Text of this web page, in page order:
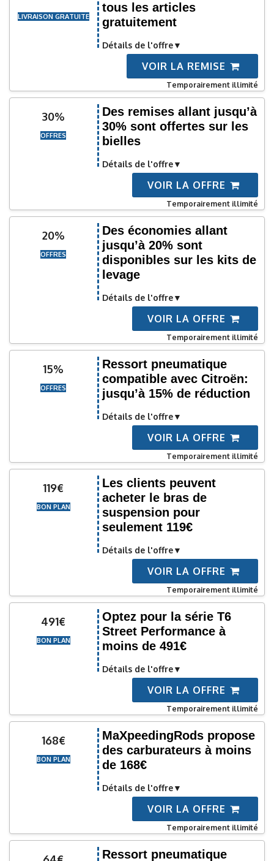
LIVRAISON GRATUITE
tous les articles
gratuitement
Détails de l'offre
VOIR LA REMISE
Temporairement illimité
30%
OFFRES
Des remises allant jusqu’à
30% sont offertes sur les
bielles
Détails de l'offre
VOIR LA OFFRE
Temporairement illimité
20%
OFFRES
Des économies allant
jusqu’à 20% sont
disponibles sur les kits de
levage
Détails de l'offre
VOIR LA OFFRE
Temporairement illimité
15%
OFFRES
Ressort pneumatique
compatible avec Citroën:
jusqu’à 15% de réduction
Détails de l'offre
VOIR LA OFFRE
Temporairement illimité
119€
BON PLAN
Les clients peuvent
acheter le bras de
suspension pour
seulement 119€
Détails de l'offre
VOIR LA OFFRE
Temporairement illimité
491€
BON PLAN
Optez pour la série T6
Street Performance à
moins de 491€
Détails de l'offre
VOIR LA OFFRE
Temporairement illimité
168€
BON PLAN
MaXpeedingRods propose
des carburateurs à moins
de 168€
Détails de l'offre
VOIR LA OFFRE
Temporairement illimité
Ressort pneumatique